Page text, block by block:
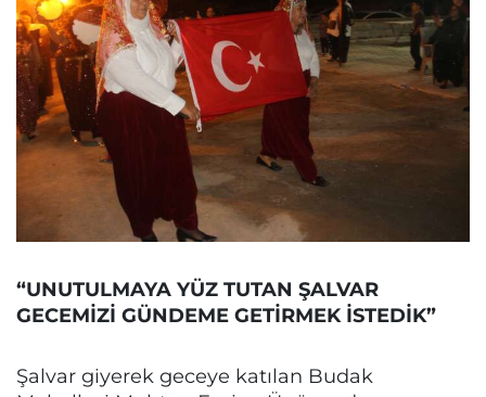
“UNUTULMAYA YÜZ TUTAN ŞALVAR
GECEMİZİ GÜNDEME GETİRMEK İSTEDİK”
Şalvar giyerek geceye katılan Budak